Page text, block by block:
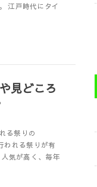
江戸時代にタイ
見どころ
る祭りの
われる祭りが有
気が高く、毎年